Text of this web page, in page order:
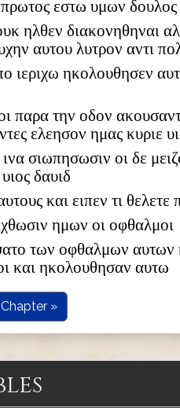
πρωτος εστω υμων δουλος
ηλθεν διακονηθηναι
αυτου λυτρον αντι
ιεριχω ηκολουθησεν
παρα την οδον
ελεησον ημας κυριε
σιωπησωσιν οι δε
δαυιδ
και ειπεν τι θελετε
ημων οι οφθαλμοι
των οφθαλμων αυτων
και ηκολουθησαν αυτω
»